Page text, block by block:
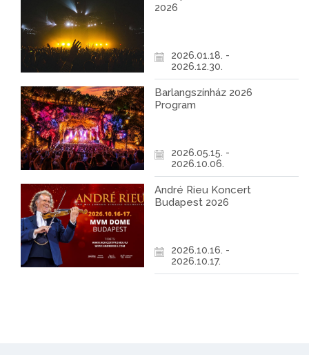
2026
2026.01.18. -
2026.12.30.
Barlangszínház 2026
Program
2026.05.15. -
2026.10.06.
André Rieu Koncert
Budapest 2026
2026.10.16. -
2026.10.17.